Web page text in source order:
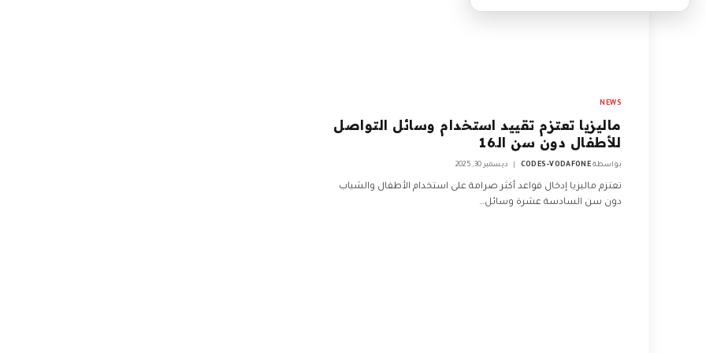
NEWS
ماليزيا تعتزم تقييد استخدام وسائل التواصل
للأطفال دون سن الـ16
بواسطة CODES-VODAFONE ديسمبر 30, 2025
تعتزم ماليزيا إدخال قواعد أكثر صرامة على استخدام الأطفال والشباب
دون سن السادسة عشرة وسائل…